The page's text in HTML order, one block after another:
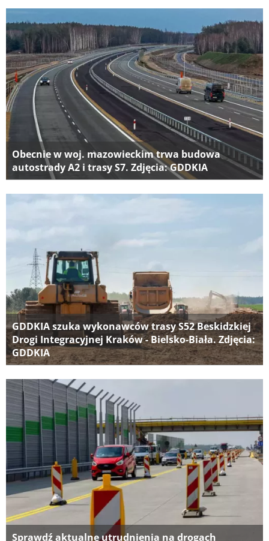
Obecnie w woj. mazowieckim trwa budowa
autostrady A2 i trasy S7. Zdjęcia: GDDKIA
GDDKIA szuka wykonawców trasy S52 Beskidzkiej
Drogi Integracyjnej Kraków - Bielsko-Biała. Zdjęcia:
GDDKIA
Sprawdź aktualne utrudnienia na drogach